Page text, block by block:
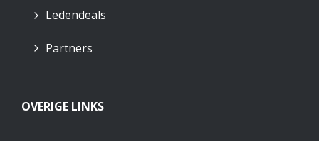
Ledendeals
Partners
OVERIGE LINKS